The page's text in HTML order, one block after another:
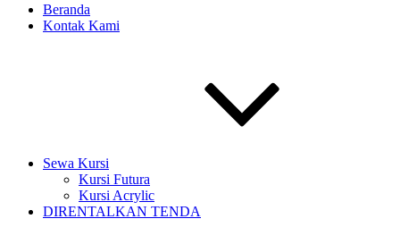
Beranda
Kontak Kami
Sewa Kursi
Kursi Futura
Kursi Acrylic
DIRENTALKAN TENDA